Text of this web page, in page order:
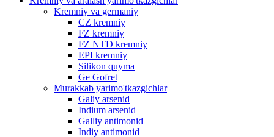
Kremniy va germaniy
CZ kremniy
FZ kremniy
FZ NTD kremniy
EPI kremniy
Silikon quyma
Ge Gofret
Murakkab yarimo'tkazgichlar
Galiy arsenid
Indium arsenid
Galliy antimonid
Indiy antimonid